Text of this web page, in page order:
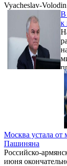
Vyacheslav-Volodin
В
к
Москва устала от
Пашиняна
Российско-
июня